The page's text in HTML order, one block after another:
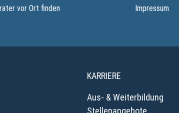
vor Ort finden Impressum
KARRIERE
Aus- & Weiterbildung